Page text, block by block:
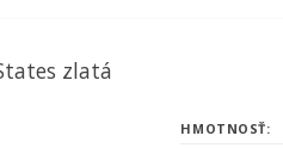
zlatá
HMOTNOSŤ: